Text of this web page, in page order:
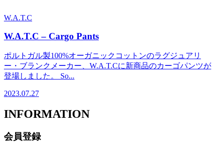
W.A.T.C
W.A.T.C – Cargo Pants
ポルトガル製100%オーガニックコットンのラグジュアリ
ー・ブランクメーカー、W.A.T.Cに新商品のカーゴパンツが
登場しました。 So...
2023.07.27
INFORMATION
会員登録